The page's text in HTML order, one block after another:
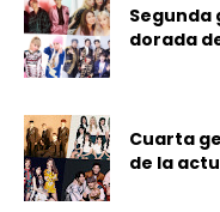
Segunda
dorada
Cuarta
de la